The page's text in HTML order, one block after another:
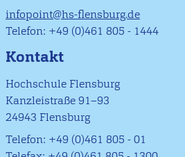
infopoint@hs-flensburg.de
Telefon: +49 (0)461 805 - 1444
Kontakt
Hochschule Flensburg
Kanzleistraße 91–93
24943 Flensburg
Telefon: +49 (0)461 805 - 01